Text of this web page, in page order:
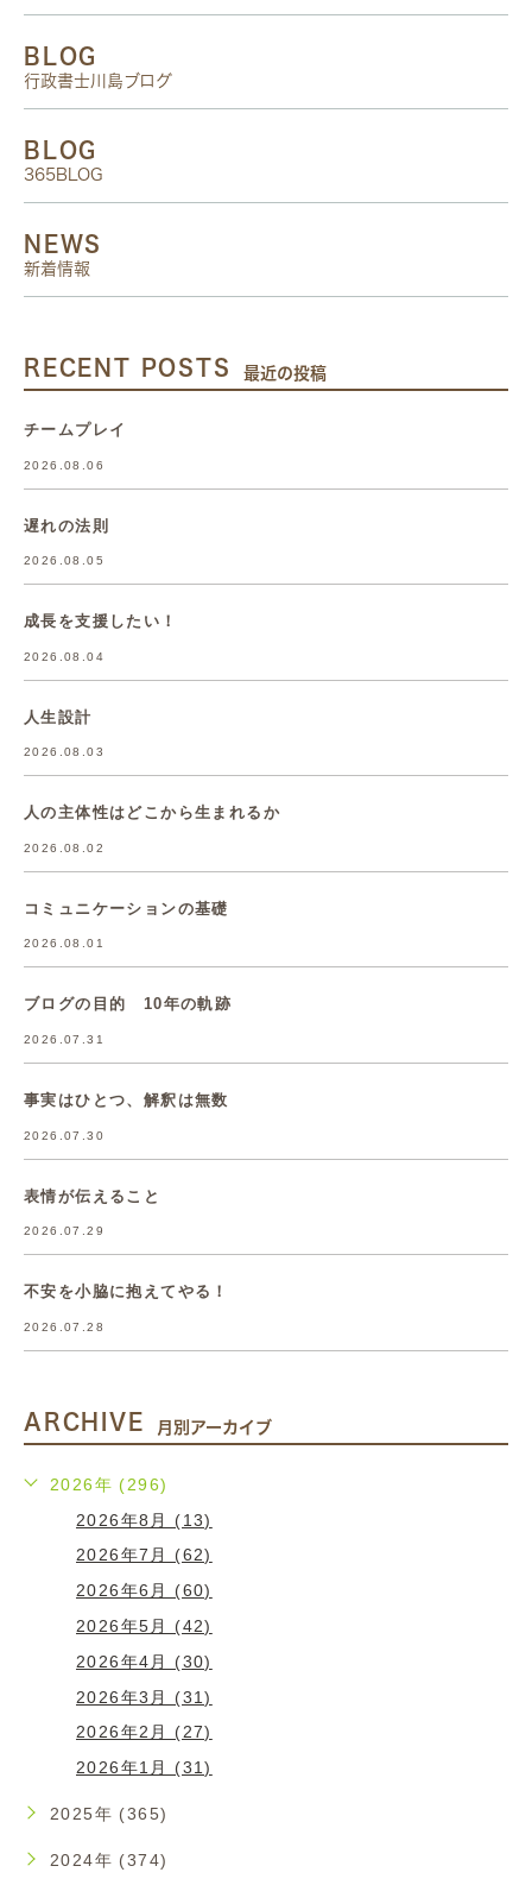
BLOG
行政書士川島ブログ
BLOG
365BLOG
NEWS
新着情報
RECENT POSTS 最近の投稿
チームプレイ
2026.08.06
遅れの法則
2026.08.05
成長を支援したい！
2026.08.04
人生設計
2026.08.03
人の主体性はどこから生まれるか
2026.08.02
コミュニケーションの基礎
2026.08.01
ブログの目的 10年の軌跡
2026.07.31
事実はひとつ、解釈は無数
2026.07.30
表情が伝えること
2026.07.29
不安を小脇に抱えてやる！
2026.07.28
ARCHIVE 月別アーカイブ
2026年 (296)
2026年8月 (13)
2026年7月 (62)
2026年6月 (60)
2026年5月 (42)
2026年4月 (30)
2026年3月 (31)
2026年2月 (27)
2026年1月 (31)
2025年 (365)
2024年 (374)